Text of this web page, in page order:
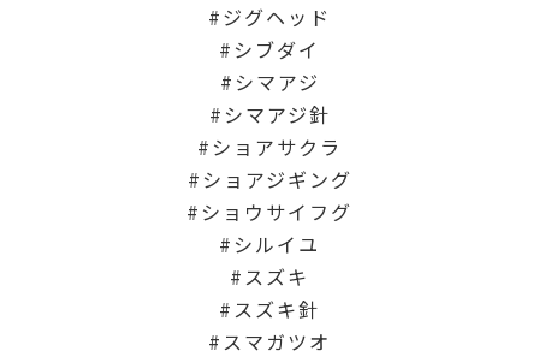
ジグヘッド
シブダイ
シマアジ
シマアジ針
ショアサクラ
ショアジギング
ショウサイフグ
シルイユ
スズキ
スズキ針
スマガツオ